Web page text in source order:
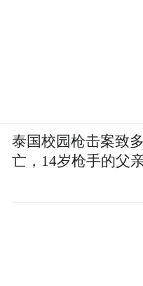
泰国校园枪击案致
亡，14岁枪手的父